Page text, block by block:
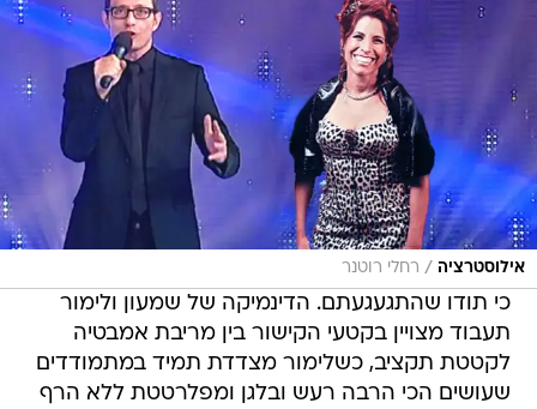
אילוסטרציה / רחלי רוטנר
כי תודו שהתגעגעתם. הדינמיקה של שמעון ולימור
תעבוד מצויין בקטעי הקישור בין מריבת אמבטיה
לקטטת תקציב, כשלימור מצדדת תמיד במתמודדים
שעושים הכי הרבה רעש ובלגן ומפלרטטת ללא הרף